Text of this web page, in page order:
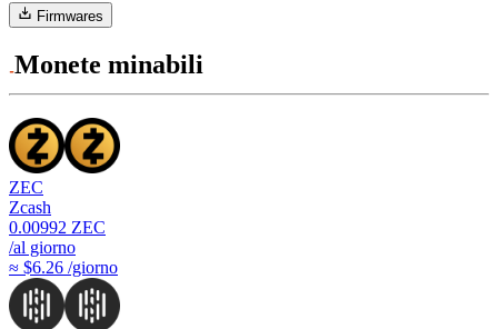
Firmwares
Monete minabili
ZEC
Zcash
0.00992 ZEC
/al giorno
≈ $6.26 /giorno